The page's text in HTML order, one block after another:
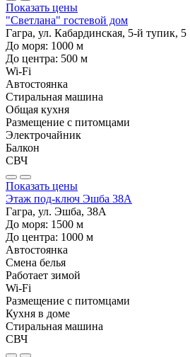
Показать цены
"Светлана" гостевой дом
Гагра, ул. Кабардинская, 5-й тупик, 5
До моря: 1000 м
До центра: 500 м
Wi-Fi
Автостоянка
Стиральная машина
Общая кухня
Размещение с питомцами
Электрочайник
Балкон
СВЧ
Показать цены
Этаж под-ключ Эшба 38А
Гагра, ул. Эшба, 38А
До моря: 1500 м
До центра: 1000 м
Автостоянка
Смена белья
Работает зимой
Wi-Fi
Размещение с питомцами
Кухня в доме
Стиральная машина
СВЧ